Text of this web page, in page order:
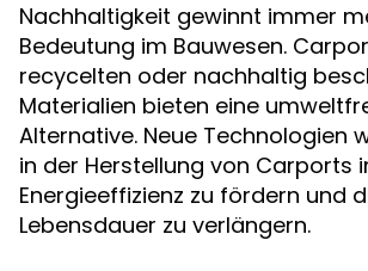
Nachhaltigkeit gewinnt immer
Bedeutung im Bauwesen.
recycelten oder nachhaltig
Materialien bieten eine
Alternative. Neue Technologien
in der Herstellung von Carports
Energieeffizienz zu fördern und
Lebensdauer zu verlängern.